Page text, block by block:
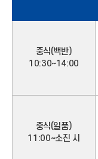
중식(백반)
10:30~14:00
중식(일품)
11:00~소진 시